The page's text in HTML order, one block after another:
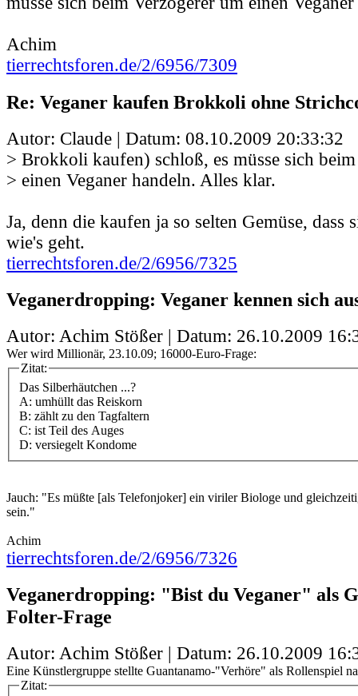
Achim
tierrechtsforen.de/2/6956/7309
Re: Veganer kaufen Brokkoli ohne
Autor: Claude | Datum: 08.10.2009 20:33:32
> Brokkoli kaufen) schloß, es müsse sich
> einen Veganer handeln. Alles klar.
Ja, denn die kaufen ja so selten Gemüse, dass
wie's geht.
tierrechtsforen.de/2/6956/7325
Veganerdropping: Veganer kennen sich
Autor: Achim Stößer | Datum: 26.10.2009
Wer wird Millionär, 23.10.09; 16000-Euro-Frage:
Zitat:
Das Silberhäutchen ...?
A: umhüllt das Reiskorn
B: zählt zu den Tagfaltern
C: ist Teil des Auges
D: versiegelt Kondome
Jauch: "Es müßte [als Telefonjoker] ein viriler Biologe und
sein."
Achim
tierrechtsforen.de/2/6956/7326
Veganerdropping: "Bist du Veganer" als
Folter-Frage
Autor: Achim Stößer | Datum: 26.10.2009
Eine Künstlergruppe stellte Guantanamo-"Verhöre" als Rollenspiel
Zitat: